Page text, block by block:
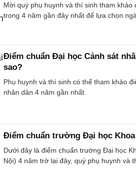
Mời quý phụ huynh và thí sinh tham
trong 4 năm gần đây nhất để lựa chọn
Điểm chuẩn Đại học Cảnh sát
sao?
Phụ huynh và thí sinh có thể tham khảo
nhân dân 4 năm gần nhất.
Điểm chuẩn trường Đại học
Dưới đây là điểm chuẩn trường Đại học
Nội) 4 năm trở lại đây, quý phụ huynh và